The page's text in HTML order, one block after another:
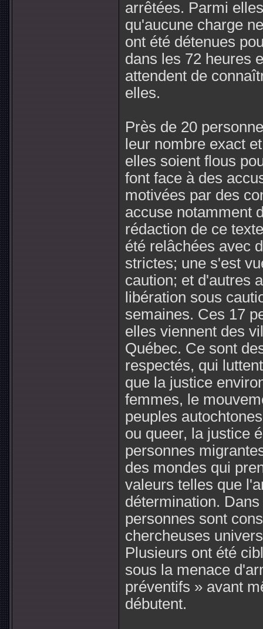
arrêtées. Parmi
qu'aucune charge
ont été détenues
dans les 72 heures
attendent de
elles.
Près de 20
leur nombre exact
elles soient flous
font face à des
motivées par des
accuse notamment
rédaction de ce
été relâchées avec
strictes; une s'est
caution; et d'autres
libération sous
semaines. Ces 17
elles viennent des
Québec. Ce sont
respectés, qui
que la justice
femmes, le
peuples
ou queer, la justice
personnes
des mondes qui
valeurs telles que
détermination.
personnes sont
chercheuses
Plusieurs ont été
sous la menace
préventifs » avant
débutent.